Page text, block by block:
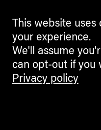
This website
your experience.
We'll assume
can opt-out if you
Privacy policy